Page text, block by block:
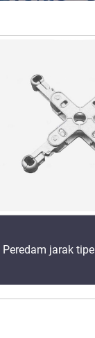
Peredam jarak